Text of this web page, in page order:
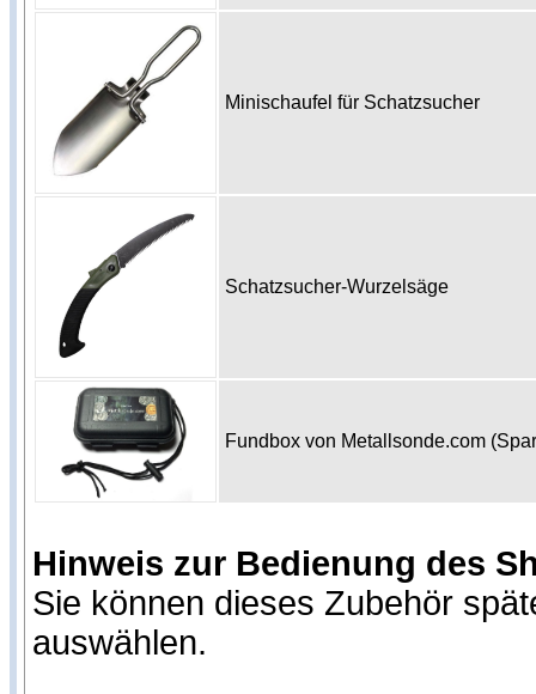
Minischaufel für Schatzsucher
Schatzsucher-Wurzelsäge
Fundbox von Metallsonde.com
Hinweis zur Bedienung des
Sie können dieses Zubehör
auswählen.